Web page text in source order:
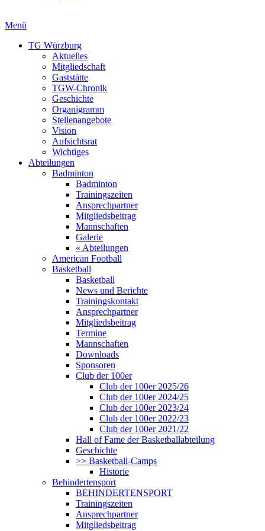
Menü
TG Würzburg
Aktuelles
Mitgliedschaft
Gaststätte
TGW-Chronik
Geschichte
Organigramm
Stellenangebote
Vision
Aufsichtsrat
Wichtiges
Abteilungen
Badminton
Badminton
Trainingszeiten
Ansprechpartner
Mitgliedsbeitrag
Mannschaften
Galerie
« Abteilungen
American Football
Basketball
Basketball
News und Berichte
Trainingskontakt
Ansprechpartner
Mitgliedsbeitrag
Termine
Mannschaften
Downloads
Sponsoren
Club der 100er
Club der 100er 2025/26
Club der 100er 2024/25
Club der 100er 2023/24
Club der 100er 2022/23
Club der 100er 2021/22
Hall of Fame der Basketballabteilung
Geschichte
>> Basketball-Camps
Historie
Behindertensport
BEHINDERTENSPORT
Trainingszeiten
Ansprechpartner
Mitgliedsbeitrag